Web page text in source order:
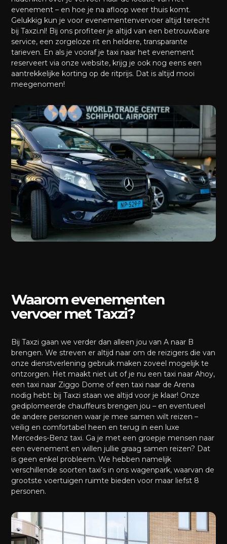
evenement – en hoe je na afloop weer thuis komt.
Gelukkig kun je voor evenementenvervoer altijd terecht
bij Taxzi.nl! Bij ons profiteer je altijd van een betrouwbare
service, een zorgeloze rit en heldere, transparante
tarieven. En als je vooraf je taxi naar het evenement
reserveert via onze website, krijg je ook nog eens een
aantrekkelijke korting op de ritprijs. Dat is altijd mooi
meegenomen!
Waarom evenementen
vervoer met Taxzi?
Bij Taxzi gaan we verder dan alleen jou van A naar B
brengen. We streven er altijd naar om de reizigers die van
onze dienstverlening gebruik maken zoveel mogelijk te
ontzorgen. Het maakt niet uit of je nu een taxi naar Ahoy,
een taxi naar Ziggo Dome of een taxi naar de Arena
nodig hebt: bij Taxzi staan we altijd voor je klaar! Onze
gediplomeerde chauffeurs brengen jou – en eventueel
de andere personen waar je mee samen wilt reizen –
veilig en comfortabel heen en terug in een luxe
Mercedes-Benz taxi. Ga je met een groepje mensen naar
een evenement en willen jullie graag samen reizen? Dat
is geen enkel probleem. We hebben namelijk
verschillende soorten taxi’s in ons wagenpark, waarvan de
grootste voertuigen ruimte bieden voor maar liefst 8
personen.